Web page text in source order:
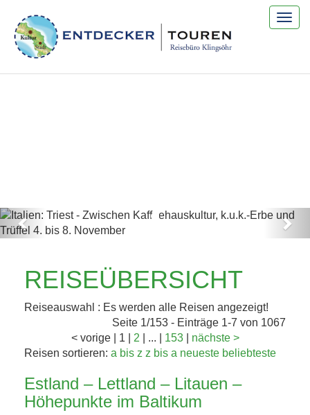
ITALIEN: TRIEST -
ZWISCHEN
KAFFEEHAUSKULTUR,
K.U.K.-ERBE UND
TRÜFFEL 4. BIS 8....
Jetzt entdecken!
Previous
REISEÜBERSICHT
Reiseauswahl : Es werden alle Reisen angezeigt!
Seite 1/153 - Einträge 1-7 von 1067
< vorige 1 2 ... 153| nächste >
Reisen sortieren: a bis z z bis a neueste beliebteste
Estland – Lettland – Litauen –
Höhepunkte im Baltikum